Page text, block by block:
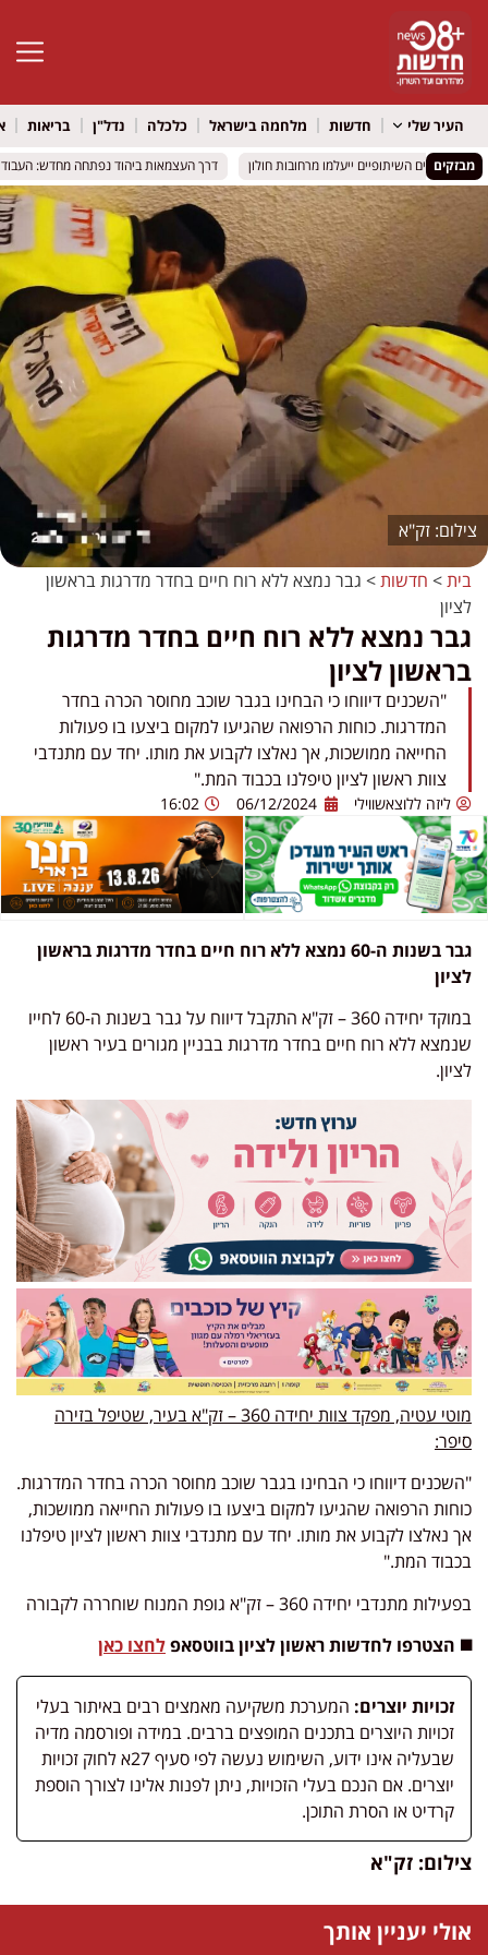
פתח
העיר שלי חדשות מלחמה בישראל כלכלה נדל"ן בריאות
מבזקים דרך העצמאות ביהוד נפתחה מחדש: העבודות
דרך העצמאות ביהוד נפתחה מחדש: העבודות
זק"א
בית> חדשות> גבר נמצא ללא רוח חיים בחדר מדרגות בראשון
לציון
גבר נמצא ללא רוח חיים בחדר מדרגות
בראשון לציון
"השכנים דיווחו כי הבחינו בגבר שוכב מחוסר הכרה בחדר
המדרגות. כוחות הרפואה שהגיעו למקום ביצעו בו פעולות
החייאה ממושכות, אך נאלצו לקבוע את מותו. יחד עם מתנדבי
צוות ראשון לציון טיפלנו בכבוד המת."
ליזה ללוצאשווילי 06/12/2024
16:02
גבר בשנות ה-60 נמצא ללא רוח חיים בחדר מדרגות בראשון
לציון
במוקד יחידה 360 – זק"א התקבל דיווח על גבר בשנות ה-60 לחייו
שנמצא ללא רוח חיים בחדר מדרגות בבניין מגורים בעיר ראשון
לציון.
מוטי עטיה, מפקד צוות יחידה 360 – זק"א בעיר, שטיפל בזירה
סיפר:
"השכנים דיווחו כי הבחינו בגבר שוכב מחוסר הכרה בחדר המדרגות.
כוחות הרפואה שהגיעו למקום ביצעו בו פעולות החייאה ממושכות,
אך נאלצו לקבוע את מותו. יחד עם מתנדבי צוות ראשון לציון טיפלנו
בכבוד המת."
בפעילות מתנדבי יחידה 360 – זק"א גופת המנוח שוחררה לקבורה
◼️ הצטרפו לחדשות ראשון לציון בווטסאפלחצו כאן
זכויות יוצרים: המערכת משקיעה מאמצים רבים באיתור בעלי
זכויות היוצרים בתכנים המופצים ברבים. במידה ופורסמה מדיה
שבעליה אינו ידוע, השימוש נעשה לפי סעיף 27א לחוק זכויות
יוצרים. אם הנכם בעלי הזכויות, ניתן לפנות אלינו לצורך הוספת
קרדיט או הסרת התוכן.
צילום: זק"א
אולי יעניין אותך